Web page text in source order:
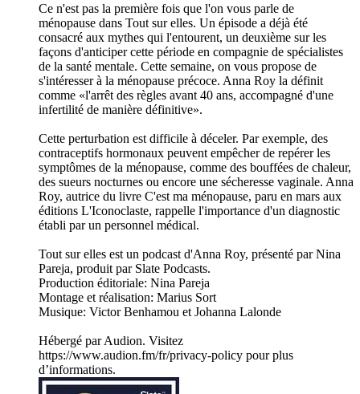
Ce n'est pas la première fois que l'on vous parle de
ménopause dans Tout sur elles. Un épisode a déjà été
consacré aux mythes qui l'entourent, un deuxième sur les
façons d'anticiper cette période en compagnie de spécialistes
de la santé mentale. Cette semaine, on vous propose de
s'intéresser à la ménopause précoce. Anna Roy la définit
comme «l'arrêt des règles avant 40 ans, accompagné d'une
infertilité de manière définitive».
Cette perturbation est difficile à déceler. Par exemple, des
contraceptifs hormonaux peuvent empêcher de repérer les
symptômes de la ménopause, comme des bouffées de chaleur,
des sueurs nocturnes ou encore une sécheresse vaginale. Anna
Roy, autrice du livre C'est ma ménopause, paru en mars aux
éditions L'Iconoclaste, rappelle l'importance d'un diagnostic
établi par un personnel médical.
Tout sur elles est un podcast d'Anna Roy, présenté par Nina
Pareja, produit par Slate Podcasts.
Production éditoriale: Nina Pareja
Montage et réalisation: Marius Sort
Musique: Victor Benhamou et Johanna Lalonde
Hébergé par Audion. Visitez
https://www.audion.fm/fr/privacy-policy pour plus
d’informations.